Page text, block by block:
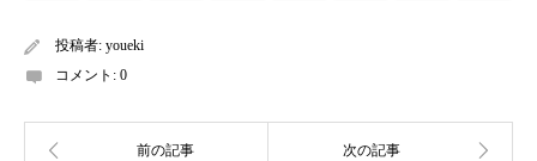
投稿者: youeki
コメント: 0